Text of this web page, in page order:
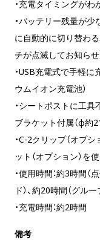
・充電タイミングが
・バッテリー残量が
に自動的に切り替わ
チが点滅してお知らせ
・USB充電式で手軽
ウムイオン充電池）
・シートポストに工具
ブラケット付属（φ約
・C-2クリップ（オプ
ット（オプション）
・使用時間：約3時間（
ド）、約20時間（グル
・充電時間：約2時間
備考